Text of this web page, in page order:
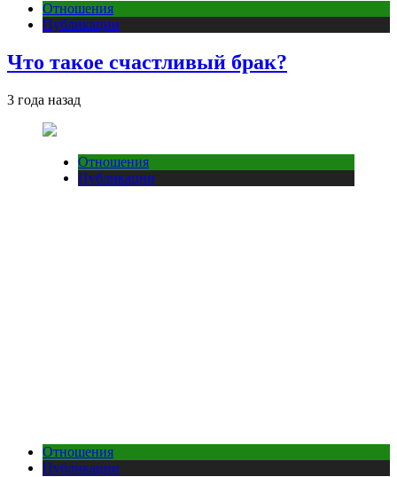
Отношения
Публикации
Что такое счастливый брак?
3 года назад
Отношения
Публикации
Отношения
Публикации